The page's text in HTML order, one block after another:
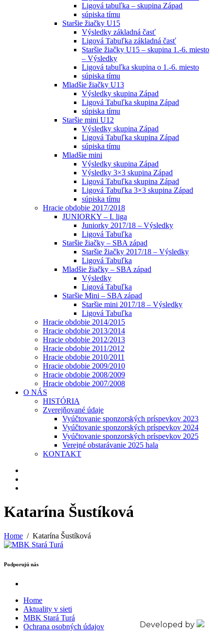
Ligová tabuľka – skupina Západ
súpiska tímu
Staršie žiačky U15
Výsledky základná časť
Ligová Tabuľka základná časť
Staršie žiačky U15 – skupina 1.-6. miesto
– Výsledky
Ligová tabuľka skupina o 1.-6. miesto
súpiska tímu
Mladšie žiačky U13
Výsledky skupina Západ
Ligová Tabuľka skupina Západ
súpiska tímu
Staršie mini U12
Výsledky skupina Západ
Ligová Tabuľka skupina Západ
súpiska tímu
Mladšie mini
Výsledky skupina Západ
Výsledky 3×3 skupina Západ
Ligová Tabuľka skupina Západ
Ligová Tabuľka 3×3 skupina Západ
súpiska tímu
Hracie obdobie 2017/2018
JUNIORKY – I. liga
Juniorky 2017/18 – Výsledky
Ligová Tabuľka
Staršie žiačky – SBA západ
Staršie žiačky 2017/18 – Výsledky
Ligová Tabuľka
Mladšie žiačky – SBA západ
Výsledky
Ligová Tabuľka
Staršie Mini – SBA západ
Staršie mini 2017/18 – Výsledky
Ligová Tabuľka
Hracie obdobie 2014/2015
Hracie obdobie 2013/2014
Hracie obdobie 2012/2013
Hracie obdobie 2011/2012
Hracie obdobie 2010/2011
Hracie obdobie 2009/2010
Hracie obdobie 2008/2009
Hracie obdobie 2007/2008
O NÁS
HISTÓRIA
Zverejňované údaje
Vyúčtovanie sponzorských príspevkov 2023
Vyúčtovanie sponzorských príspevkov 2024
Vyúčtovanie sponzorských príspevkov 2025
Verejné obstarávanie 2025 hala
KONTAKT
Katarína Šustíková
Home Katarína Šustíková
Podporujú nás
Home
Aktuality v sieti
MBK Stará Turá
Ochrana osobných údajov
Developed by